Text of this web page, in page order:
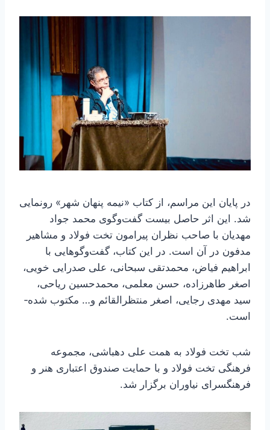
در پایان این مراسم، از کتاب «نیمه پنهان شهر» رونمایی
شد. این اثر حاصل بیست گفت‌وگوی محمد جواد
مهدیان با صاحب نظران پیرامون تخت فولاد و مشاهیر
مدفون در آن است. در این کتاب، گفت‌وگوهایی با
ابراهیم فیاض، محمدتقی سبحانی، علی صدرایی خویی،
اصغر طاهرزاده، حسن معلمی، محمدحسین ریاحی،
سید مهدی رجایی، اصغر منتظرالقائم و… مکتوب شده­
است.
شب تخت فولاد به همت علی دهباشی، مجموعه
فرهنگی تخت فولاد و با حمایت صندوق اعتباری هنر و
فرهنگسرای نیاوران برگزار شد.